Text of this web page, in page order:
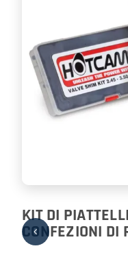
KIT DI
CONFEZIONI DI